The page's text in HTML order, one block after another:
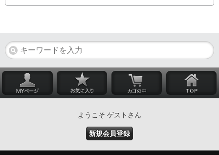
ようこそ ゲストさん
新規会員登録